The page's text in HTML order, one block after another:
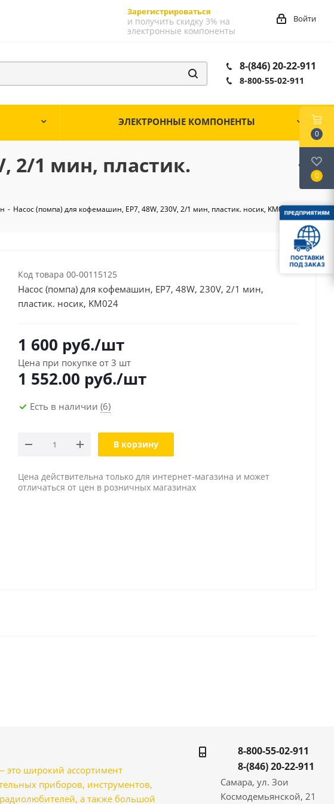
Зарегистрироваться
и получить скидку 3% на
электронные компоненты
Войти
8-(846) 20-22-911
8-800-55-02-911
ЭЛЕКТРОННЫЕ КОМПОНЕНТЫ
2/1 мин, пластик.
- Насос (помпа) для кофемашин, EP7, 48W, 230V, 2/1 мин, пластик. носик, KM024
Код товара 00-00115125
Насос (помпа) для кофемашин, EP7, 48W, 230V, 2/1 мин,
пластик. носик, KM024
1 600 руб./шт
Цена при покупке от 3 шт
1 552.00 руб./шт
Есть в наличии (6)
В корзину
Цена действительна только для интернет-магазина и может
отличаться от цен в розничных магазинах
это широкий ассортимент
приборов, инструментов,
а также большой
8-800-55-02-911
8-(846) 20-22-911
Самара, ул. Зои
Космодемьянской, 21
0
0